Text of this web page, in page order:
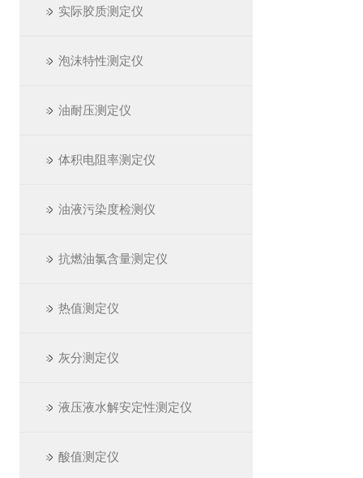
实际胶质测定仪
泡沫特性测定仪
油耐压测定仪
体积电阻率测定仪
油液污染度检测仪
抗燃油氯含量测定仪
热值测定仪
灰分测定仪
液压液水解安定性测定仪
酸值测定仪